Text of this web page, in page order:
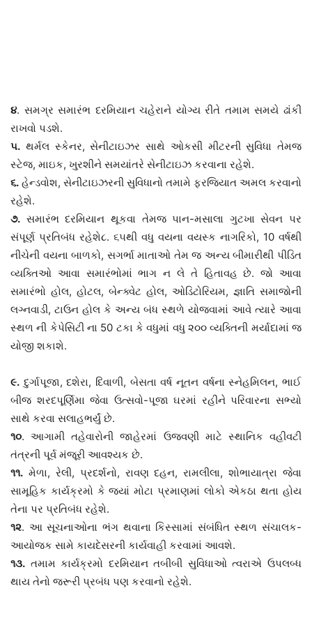
૪. સમગ્ર સમારંભ દરમિયાન ચહેરાને યોગ્ય રીતે તમામ સમયે ઢાંકી
રાખવો પડશે.
૫. થર્મલ સ્કેનર, સેનીટાઇઝર સાથે ઓકસી મીટરની સુવિધા તેમજ
સ્ટેજ, માઇક, ખુરશીને સમયાંતરે સેનીટાઇઝ કરવાના રહેશે.
૬. હેન્ડવોશ, સેનીટાઇઝરની સુવિધાનો તમામે ફરજિયાત અમલ કરવાનો
રહેશે.
૭. સમારંભ દરમિયાન થૂકવા તેમજ પાન-મસાલા ગુટખા સેવન પર
સંપૂર્ણ પ્રતિબંધ રહેશે૮. ૬૫થી વધુ વયના વયસ્ક નાગરિકો, 10 વર્ષથી
નીચેની વયના બાળકો, સગર્ભા માતાઓ તેમ જ અન્ય બીમારીથી પીડિત
વ્યક્તિઓ આવા સમારંભોમાં ભાગ ન લે તે હિતાવહ છે. જો આવા
સમારંભો હોલ, હોટલ, બેન્ક્વેટ હોલ, ઓડિટોરિયમ, જ્ઞાતિ સમાજોની
લગ્નવાડી, ટાઉન હોલ કે અન્ય બંધ સ્થળે યોજવામાં આવે ત્યારે આવા
સ્થળ ની કેપેસિટી ના 50 ટકા કે વધુમાં વધુ ૨૦૦ વ્યક્તિની મર્યાદામાં જ
યોજી શકાશે.
૯. દુર્ગાપૂજા, દશેરા, દિવાળી, બેસતા વર્ષ નૂતન વર્ષના સ્નેહમિલન, ભાઈ
બીજ શરદપૂર્ણિમા જેવા ઉત્સવો-પૂજા ઘરમાં રહીને પરિવારના સભ્યો
સાથે કરવા સલાહભર્યું છે.
૧૦. આગામી તહેવારોની જાહેરમાં ઉજવણી માટે સ્થાનિક વહીવટી
તંત્રની પૂર્વ મંજૂરી આવશ્યક છે.
૧૧. મેળા, રેલી, પ્રદર્શનો, રાવણ દહન, રામલીલા, શોભાયાત્રા જેવા
સામૂહિક કાર્યક્રમો કે જ્યાં મોટા પ્રમાણમાં લોકો એકઠા થતા હોય
તેના પર પ્રતિબંધ રહેશે.
૧૨. આ સૂચનાઓના ભંગ થવાના કિસ્સામાં સંબંધિત સ્થળ સંચાલક-
આયોજક સામે કાયદેસરની કાર્યવાહી કરવામાં આવશે.
૧૩. તમામ કાર્યક્રમો દરમિયાન તબીબી સુવિધાઓ ત્વરાએ ઉપલબ્ધ
થાય તેનો જરૂરી પ્રબંધ પણ કરવાનો રહેશે.